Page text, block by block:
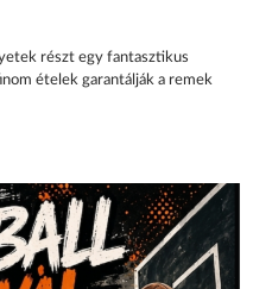
részt egy fantasztikus
ételek garantálják a remek